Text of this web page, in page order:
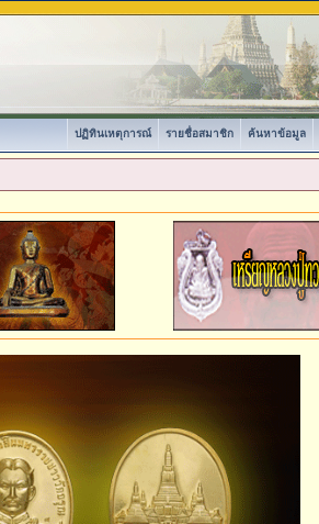
ค้นหาข้อมูล
รายชื่อสมาชิก
ปฏิทินเหตุการณ์